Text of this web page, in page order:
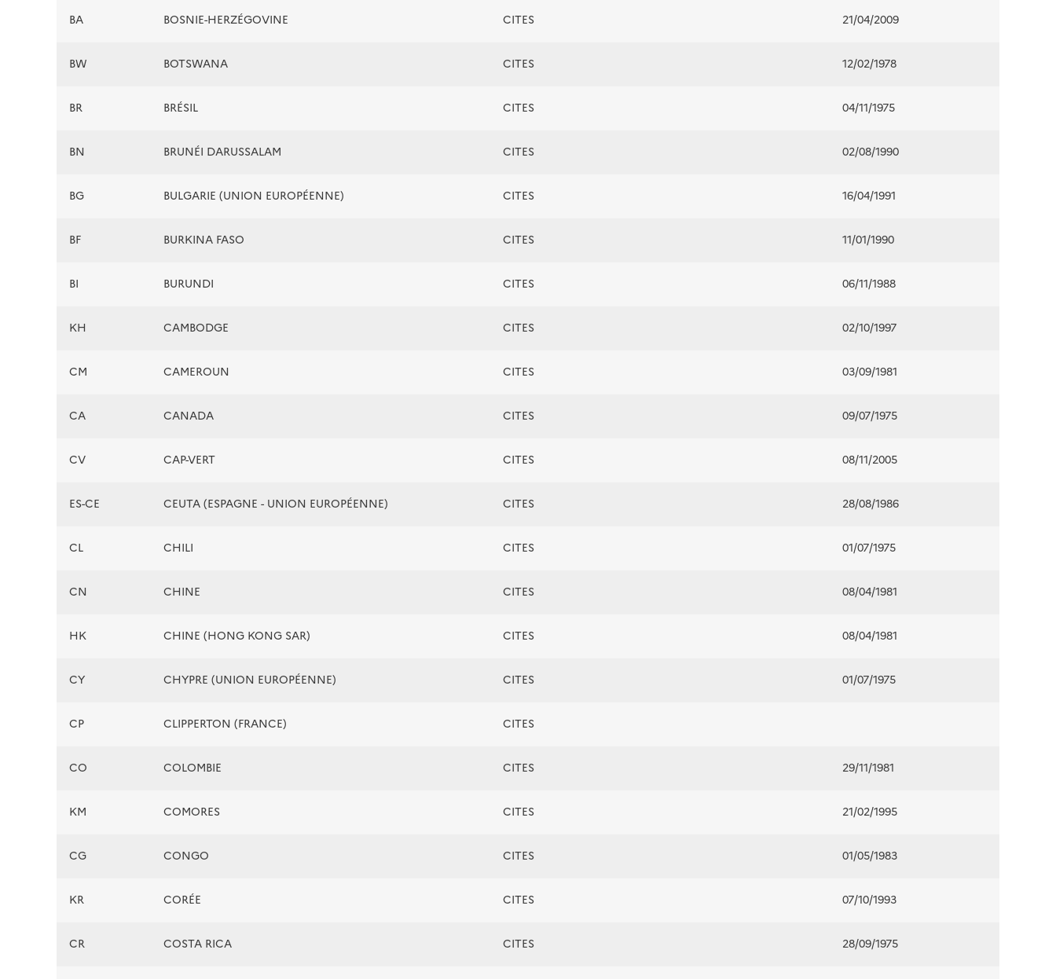
BA BOSNIE-HERZÉGOVINE CITES 21/04/2009
BW BOTSWANA CITES 12/02/1978
BR BRÉSIL CITES 04/11/1975
BN BRUNÉI DARUSSALAM CITES 02/08/1990
BG BULGARIE (UNION EUROPÉENNE) CITES 16/04/1991
BF BURKINA FASO CITES 11/01/1990
BI BURUNDI CITES 06/11/1988
KH CAMBODGE CITES 02/10/1997
CM CAMEROUN CITES 03/09/1981
CA CANADA CITES 09/07/1975
CV CAP-VERT CITES 08/11/2005
ES-CE CEUTA (ESPAGNE - UNION EUROPÉENNE) CITES 28/08/1986
CL CHILI CITES 01/07/1975
CN CHINE CITES 08/04/1981
HK CHINE (HONG KONG SAR) CITES 08/04/1981
CY CHYPRE (UNION EUROPÉENNE) CITES 01/07/1975
CP CLIPPERTON (FRANCE) CITES
CO COLOMBIE CITES 29/11/1981
KM COMORES CITES 21/02/1995
CG CONGO CITES 01/05/1983
KR CORÉE CITES 07/10/1993
CR COSTA RICA CITES 28/09/1975